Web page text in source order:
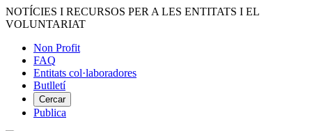
Vés
al
NOTÍCIES I RECURSOS PER A LES ENTITATS I EL
VOLUNTARIAT
Menú
del
compte
d'usuari
Non Profit
FAQ
Entitats col·laboradores
Butlletí
Cercar
Publica